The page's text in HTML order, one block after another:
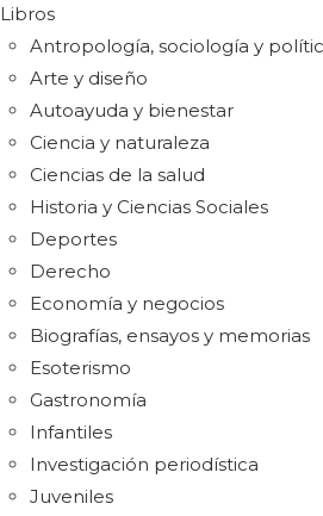
Libros
Antropología, sociología y
Arte y diseño
Autoayuda y bienestar
Ciencia y naturaleza
Ciencias de la salud
Historia y Ciencias Sociales
Deportes
Derecho
Economía y negocios
Biografías, ensayos y memorias
Esoterismo
Gastronomía
Infantiles
Investigación periodística
Juveniles